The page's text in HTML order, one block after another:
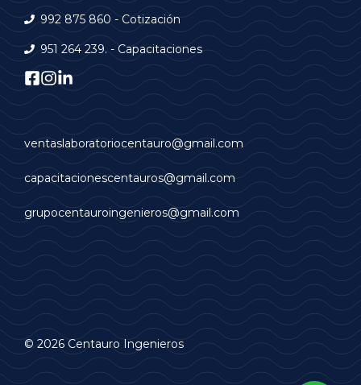
992 875 860 - Cotización
951 264 239. - Capacitaciones
ventaslaboratoriocentauro@gmail.com
capacitacionescentauros@gmail.com
grupocentauroingenieros@gmail.com
© 2026 Centauro Ingenieros